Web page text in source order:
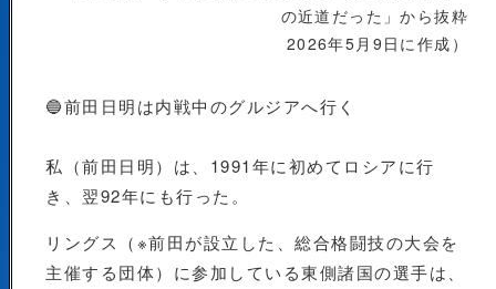
の近道だった」から抜粋
2026年5月9日に作成）
🔵前田日明は内戦中のグルジアへ行く
私（前田日明）は、1991年に初めてロシアに行
き、翌92年にも行った。
リングス（※前田が設立した、総合格闘技の大会を
主催する団体）に参加している東側諸国の選手は、